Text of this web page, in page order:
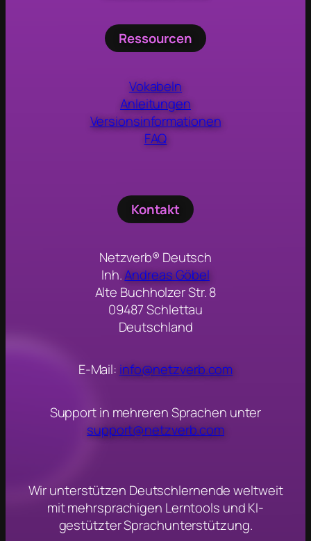
Ressourcen
Vokabeln
Anleitungen
Versionsinformationen
FAQ
Kontakt
Netzverb® Deutsch
Inh.Andreas Göbel
Alte Buchholzer Str. 8
09487 Schlettau
Deutschland
E-Mail: info@netzverb.com
Support in mehreren Sprachen unter
support@netzverb.com
Wir unterstützen Deutschlernende weltweit
mit mehrsprachigen Lerntools und KI-
gestützter Sprachunterstützung.